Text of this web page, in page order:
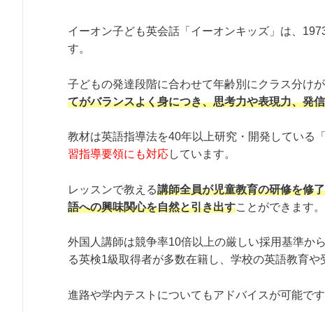
イーオン子ども英会話「イーオンキッズ」は、
す。
子どもの発達段階に合わせて年齢別にクラス分けが
てがバランスよく身につき、思考力や表現力、発
教材は英語指導法を40年以上研究・開発している
習指導要領にも対応しています。
レッスンで教える講師全員が児童教育の研修を修
語への興味関心を自然と引き出すことができます。
外国人講師は競争率10倍以上の厳しい採用基準か
る英検1級取得者が多数在籍し、学校の英語教育や
進路や学内テストについてもアドバイスが可能です